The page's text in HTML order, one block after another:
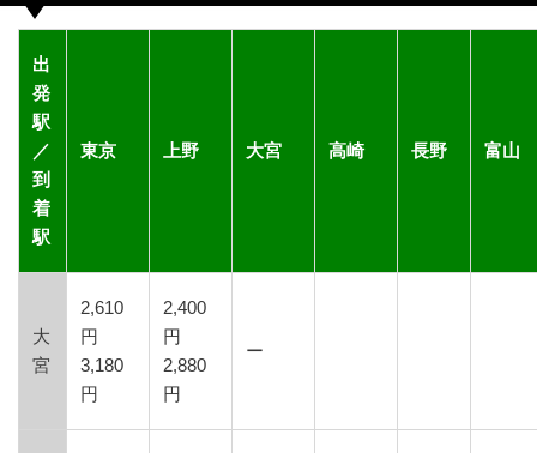
出
発
駅
／
到
着
駅
東京 上野 大宮 高崎 長野 富山
大
宮
2,610
円
3,180
円
2,400
円
2,880
円
ー